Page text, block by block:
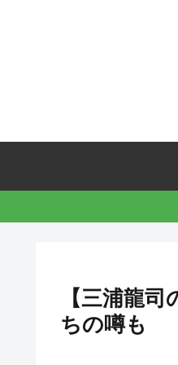
【三浦龍
ちの噂も